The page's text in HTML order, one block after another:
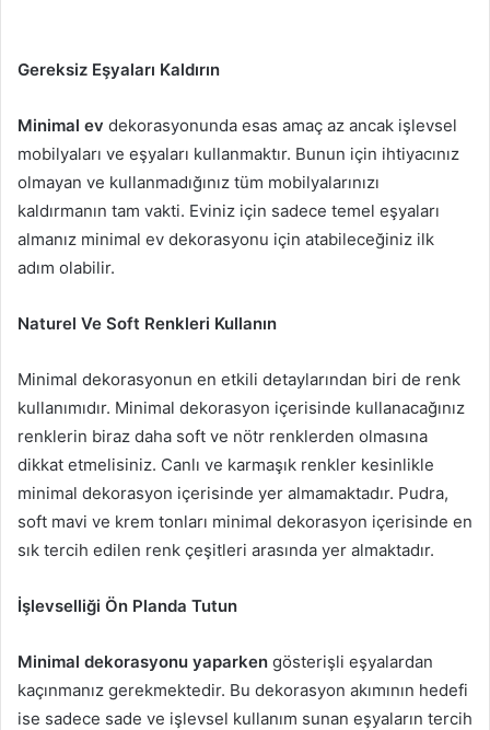
Gereksiz Eşyaları Kaldırın
Minimal ev dekorasyonunda esas amaç az ancak işlevsel
mobilyaları ve eşyaları kullanmaktır. Bunun için ihtiyacınız
olmayan ve kullanmadığınız tüm mobilyalarınızı
kaldırmanın tam vakti. Eviniz için sadece temel eşyaları
almanız minimal ev dekorasyonu için atabileceğiniz ilk
adım olabilir.
Naturel Ve Soft Renkleri Kullanın
Minimal dekorasyonun en etkili detaylarından biri de renk
kullanımıdır. Minimal dekorasyon içerisinde kullanacağınız
renklerin biraz daha soft ve nötr renklerden olmasına
dikkat etmelisiniz. Canlı ve karmaşık renkler kesinlikle
minimal dekorasyon içerisinde yer almamaktadır. Pudra,
soft mavi ve krem tonları minimal dekorasyon içerisinde en
sık tercih edilen renk çeşitleri arasında yer almaktadır.
İşlevselliği Ön Planda Tutun
Minimal dekorasyonu yaparken gösterişli eşyalardan
kaçınmanız gerekmektedir. Bu dekorasyon akımının hedefi
ise sadece sade ve işlevsel kullanım sunan eşyaların tercih